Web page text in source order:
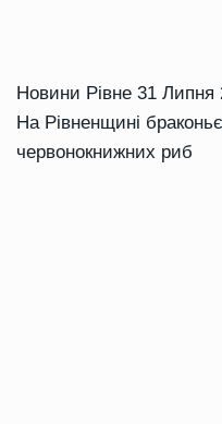
Новини Рівне 31 Липня
На Рівненщині
червонокнижних риб